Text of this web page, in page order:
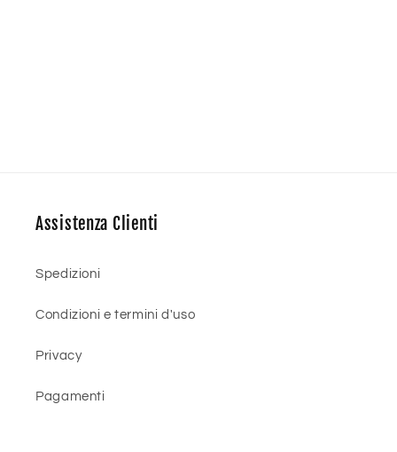
Assistenza Clienti
Spedizioni
Condizioni e termini d'uso
Privacy
Pagamenti